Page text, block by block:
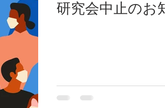
研究会中止のお